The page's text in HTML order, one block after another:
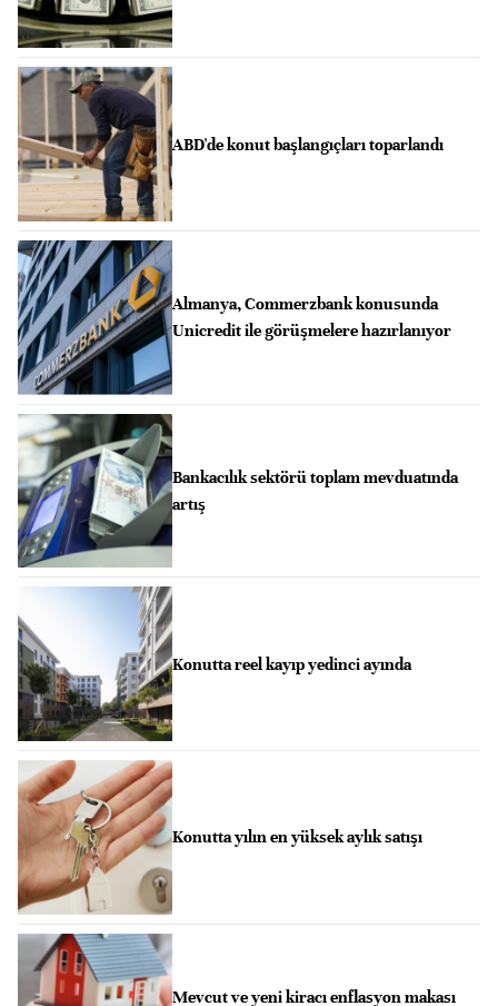
ABD'de konut başlangıçları toparlandı
Almanya, Commerzbank konusunda
Unicredit ile görüşmelere hazırlanıyor
Bankacılık sektörü toplam mevduatında
artış
Konutta reel kayıp yedinci ayında
Konutta yılın en yüksek aylık satışı
Mevcut ve yeni kiracı enflasyon makası